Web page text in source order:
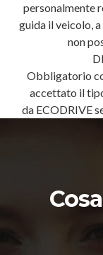
personalmente
guida il veicolo,
non
Obbligatorio
accettato il
da ECODRIVE